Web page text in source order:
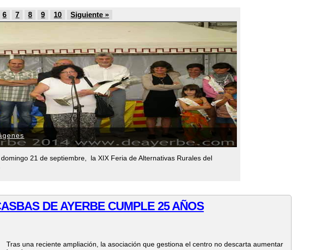
6 7 8 9 10 Siguiente »
21 de septiembre, la XIX Feria de Alternativas Rurales del
DE AYERBE CUMPLE 25 AÑOS
Tras una reciente ampliación, la asociación que gestiona el centro no descarta aumentar